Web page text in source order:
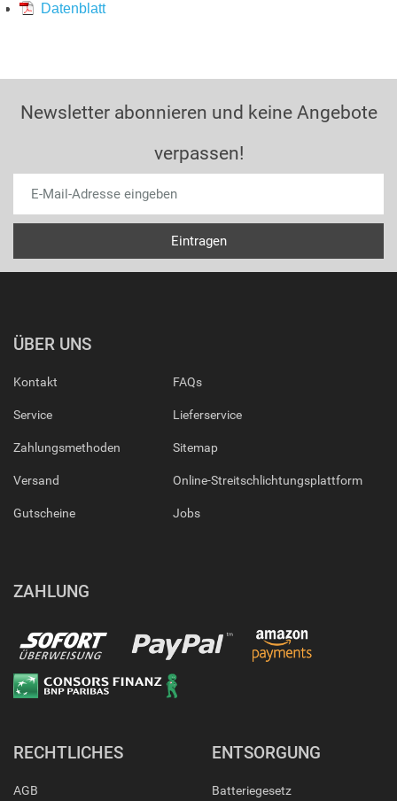
Datenblatt
Newsletter abonnieren und keine Angebote
verpassen!
ÜBER UNS
Kontakt
Service
Zahlungsmethoden
Versand
Gutscheine
FAQs
Lieferservice
Sitemap
Online-Streitschlichtungsplattform
Jobs
ZAHLUNG
RECHTLICHES
AGB
ENTSORGUNG
Batteriegesetz